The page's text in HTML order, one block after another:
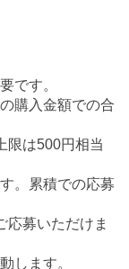
です。
購入金額での合
限は500円相当
。累積での応募
募いただけま
します。